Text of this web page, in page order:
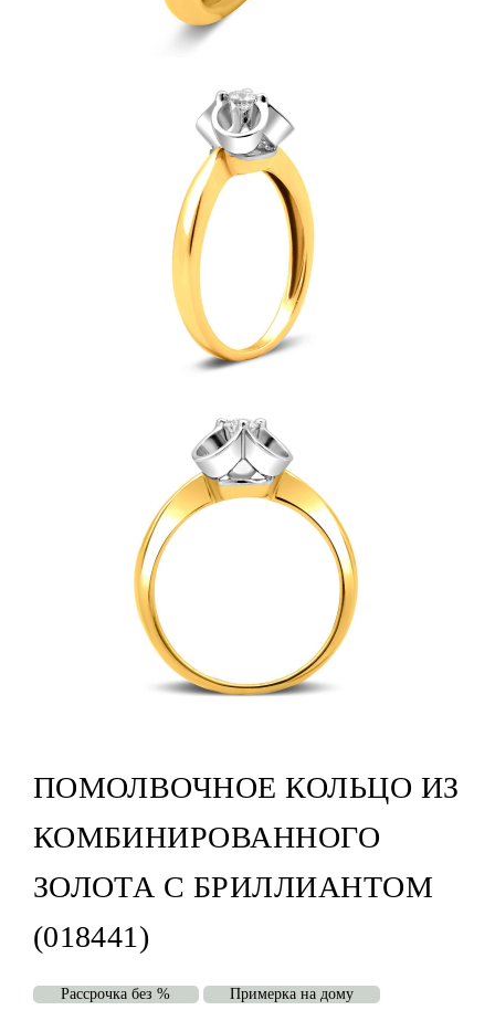
ПОМОЛВОЧНОЕ КОЛЬЦО ИЗ
КОМБИНИРОВАННОГО
ЗОЛОТА С БРИЛЛИАНТОМ
(018441)
Рассрочка без % Примерка на дому